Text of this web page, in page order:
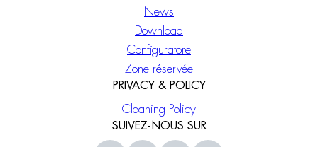
News
Download
Configuratore
Zone réservée
PRIVACY & POLICY
Cleaning Policy
SUIVEZ-NOUS SUR